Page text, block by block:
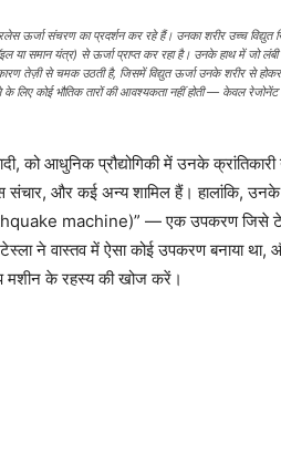
ऊर्जा संचरण का प्रदर्शन कर रहे हैं। उनका शरीर उच्च विद्युत
या समान यंत्र) से ऊर्जा प्राप्त कर रहा है। उनके हाथ में जो
तेज़ी से चमक उठती है, जिसमें विद्युत ऊर्जा उनके शरीर से
कोई भौतिक तारों की आवश्यकता नहीं होती — केवल रेजोनेंट
को आधुनिक प्रौद्योगिकी में उनके
संचार, और कई अन्य शामिल हैं। हालांकि,
machine)” — एक उपकरण जिसे
ने वास्तव में ऐसा कोई उपकरण बनाया
मशीन के रहस्य की खोज करें।